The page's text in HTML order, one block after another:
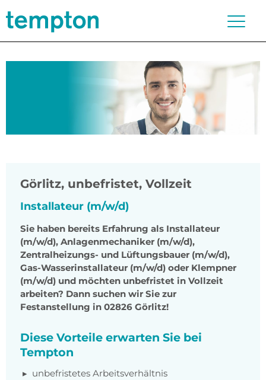
Görlitz, unbefristet, Vollzeit
Installateur (m/w/d)
Sie haben bereits Erfahrung als Installateur
(m/w/d), Anlagenmechaniker (m/w/d),
Zentralheizungs- und Lüftungsbauer (m/w/d),
Gas-Wasserinstallateur (m/w/d) oder Klempner
(m/w/d) und möchten unbefristet in Vollzeit
arbeiten? Dann suchen wir Sie zur
Festanstellung in 02826 Görlitz!
Diese Vorteile erwarten Sie bei
Tempton
unbefristetes Arbeitsverhältnis